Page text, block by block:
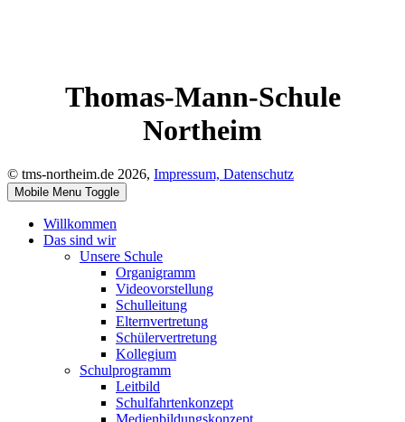
Thomas-Mann-Schule
Northeim
© tms-northeim.de 2026, Impressum, Datenschutz
Mobile Menu Toggle
Willkommen
Das sind wir
Unsere Schule
Organigramm
Videovorstellung
Schulleitung
Elternvertretung
Schülervertretung
Kollegium
Schulprogramm
Leitbild
Schulfahrtenkonzept